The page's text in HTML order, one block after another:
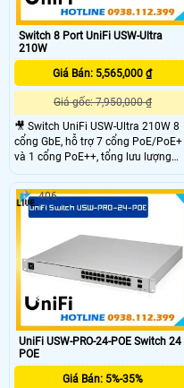
Switch 8 Port UniFi USW-Ultra
210W
Giá Bán: 5,565,000 ₫
Giá gốc: 7,950,000 ₫
🎥 Switch UniFi USW-Ultra 210W 8
cổng GbE, hỗ trợ 7 cổng PoE/PoE+
và 1 cổng PoE++, tổng lưu lượng
8Gbps, công suất PoE tối đa 210W,
vỏ polycarbonat, kích thước nhỏ
gọn, hoạt động ổn định trong môi
trường khắc nghiệt. Hỗ trợ gắn
tường, quản lý qua Ethernet.
UniFi USW-PRO-24-POE Switch 24
POE
Giá Bán: 5%-35%
406